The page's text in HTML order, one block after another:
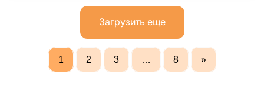
Загрузить еще
1 2 3 … 8 »